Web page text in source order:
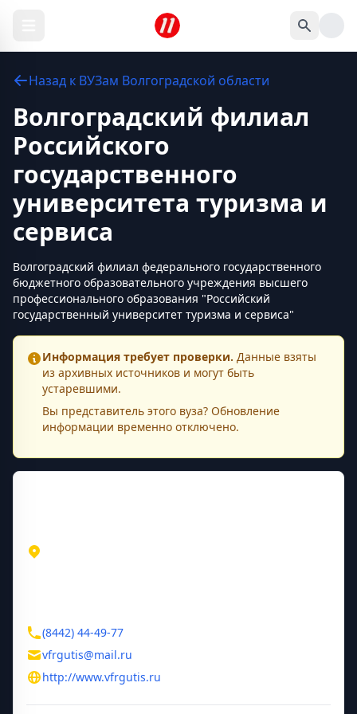
Назад к ВУЗам Волгоградской области
Волгоградский филиал
Российского
государственного
университета туризма и
сервиса
Волгоградский филиал федерального государственного
бюджетного образовательного учреждения высшего
профессионального образования "Российский
государственный университет туризма и сервиса"
Информация требует проверки. Данные взяты
из архивных источников и могут быть
устаревшими.
Вы представитель этого вуза? Обновление
информации временно отключено.
(8442) 44-49-77
vfrgutis@mail.ru
http://www.vfrgutis.ru